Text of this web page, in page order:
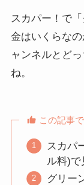
スカパー！で
金はいくらな
ャンネルとど
ね。
この記事
スカパ
ル料)で
グリー